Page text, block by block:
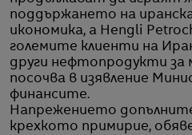
поддържането на
икономика, а Hengli
големите клиенти на
други нефтопродукти за
посочва в изявление
финансите.
Напрежението
крехкото примирие,